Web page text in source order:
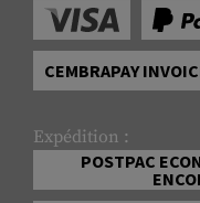
CEMBRAPAY
Expédition :
POSTPAC